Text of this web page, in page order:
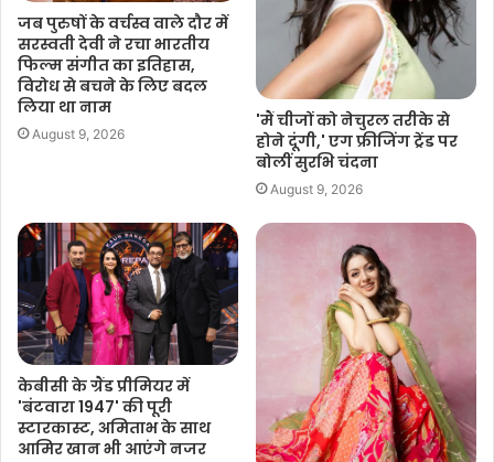
जब पुरुषों के वर्चस्व वाले दौर में
सरस्वती देवी ने रचा भारतीय
फिल्म संगीत का इतिहास,
विरोध से बचने के लिए बदल
लिया था नाम
August 9, 2026
'मैं चीजों को नेचुरल तरीके से
होने दूंगी,' एग फ्रीजिंग ट्रेंड पर
बोलीं सुरभि चंदना
August 9, 2026
केबीसी के ग्रैंड प्रीमियर में
'बंटवारा 1947' की पूरी
स्टारकास्ट, अमिताभ के साथ
आमिर खान भी आएंगे नजर